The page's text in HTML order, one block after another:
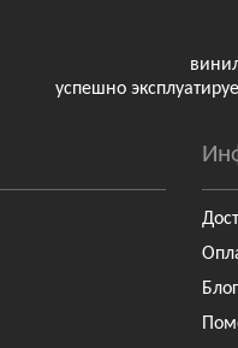
успешно
Блог